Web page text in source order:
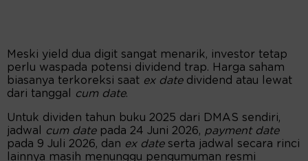
Meski yield dua digit sangat menarik, investor tetap
perlu waspada potensi dividend trap. Harga saham
biasanya terkoreksi saat ex datedividend atau lewat
dari tanggal
cum date.
Untuk dividen tahun buku 2025 dari DMAS sendiri,
jadwal
cum datepada 24 Juni 2026, payment date
pada 9 Juli 2026, dan ex dateserta jadwal secara rinci
lainnya masih menunggu pengumuman resmi